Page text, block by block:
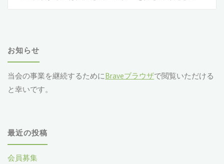
お知らせ
当会の事業を継続するためにBraveブラウザで閲覧いただける
と幸いです。
最近の投稿
会員募集